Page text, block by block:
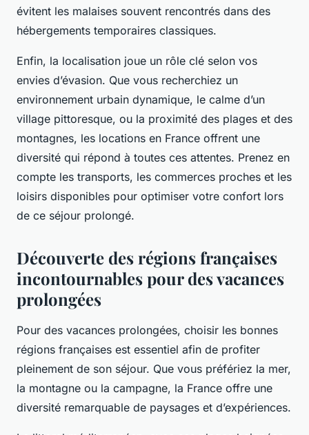
évitent les malaises souvent rencontrés dans des
hébergements temporaires classiques.
Enfin, la localisation joue un rôle clé selon vos
envies d’évasion. Que vous recherchiez un
environnement urbain dynamique, le calme d’un
village pittoresque, ou la proximité des plages et des
montagnes, les locations en France offrent une
diversité qui répond à toutes ces attentes. Prenez en
compte les transports, les commerces proches et les
loisirs disponibles pour optimiser votre confort lors
de ce séjour prolongé.
Découverte des régions françaises
incontournables pour des vacances
prolongées
Pour des vacances prolongées, choisir les bonnes
régions françaises est essentiel afin de profiter
pleinement de son séjour. Que vous préfériez la mer,
la montagne ou la campagne, la France offre une
diversité remarquable de paysages et d’expériences.